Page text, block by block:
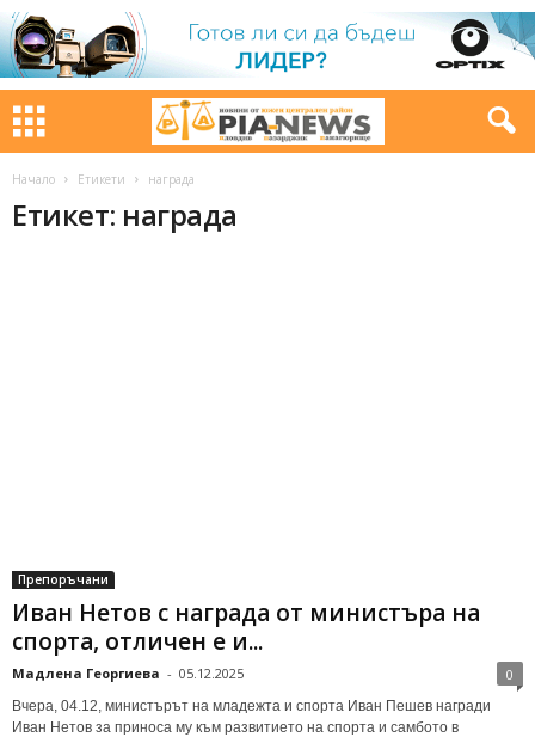
Начало Етикети награда
Етикет: награда
Препоръчани
Иван Нетов с награда от министъра на
спорта, отличен е и...
Мадлена Георгиева - 05.12.2025 0
Вчера, 04.12, министърът на младежта и спорта Иван Пешев награди
Иван Нетов за приноса му към развитието на спорта и самбото в